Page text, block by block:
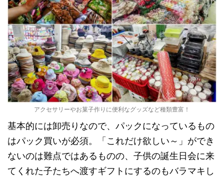
アクセサリーやお菓子作りに便利なグッズなど種類豊富！
基本的には卸売りなので、パックになっているもの
はパック買いが必須。「これだけ欲しい～」ができ
ないのは難点ではあるものの、子供の誕生日会に来
てくれた子たちへ渡すギフトにするのもバラマキし